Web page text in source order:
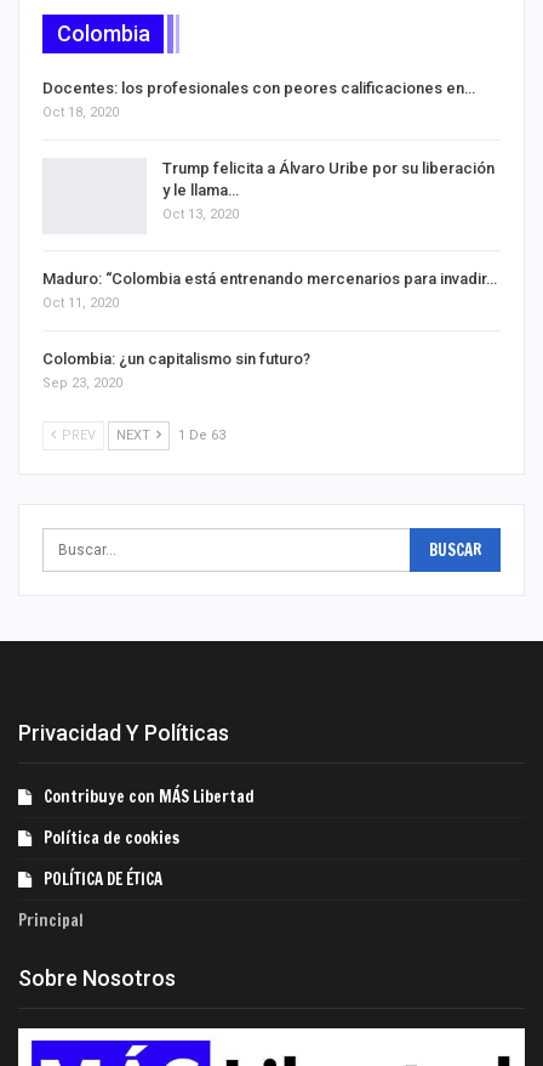
Colombia
Docentes: los profesionales con peores calificaciones en…
Oct 18, 2020
Trump felicita a Álvaro Uribe por su liberación
y le llama…
Oct 13, 2020
Maduro: ‘‘Colombia está entrenando mercenarios para invadir…
Oct 11, 2020
Colombia: ¿un capitalismo sin futuro?
Sep 23, 2020
PREV NEXT 1 De 63
Privacidad Y Políticas
Contribuye con MÁS Libertad
Política de cookies
POLÍTICA DE ÉTICA
Principal
Sobre Nosotros